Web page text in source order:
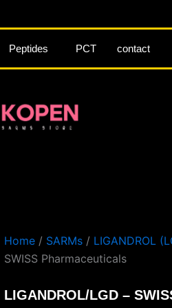
Peptides PCT contact
Home / SARMs / LIGANDROL
SWISS Pharmaceuticals
LIGANDROL/LGD –